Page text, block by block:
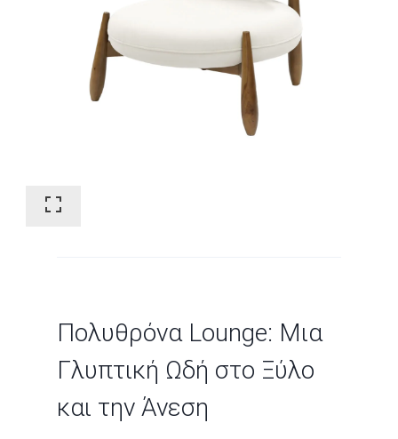
Πολυθρόνα Lounge: Μια
Γλυπτική Ωδή στο Ξύλο
και την Άνεση